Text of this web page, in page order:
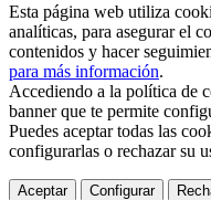
Esta página web utiliza
analíticas, para asegurar el
contenidos y hacer
para más información.
Accediendo a la política de
banner que te permite
Puedes aceptar todas las
configurarlas o rechazar su
Aceptar Configurar